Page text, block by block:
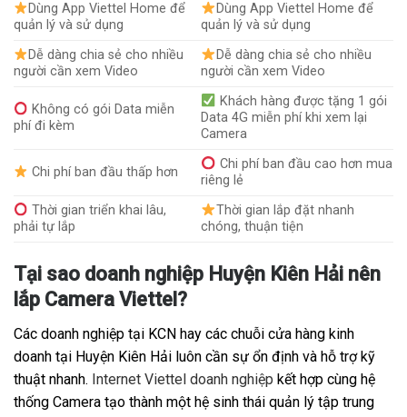
Dùng App Viettel Home để
quản lý và sử dụng
Dùng App Viettel Home để
quản lý và sử dụng
Dễ dàng chia sẻ cho nhiều
người cần xem Video
Dễ dàng chia sẻ cho nhiều
người cần xem Video
Không có gói Data miễn
phí đi kèm
Khách hàng được tặng 1 gói
Data 4G miễn phí khi xem lại
Camera
Chi phí ban đầu thấp hơn
Chi phí ban đầu cao hơn mua
riêng lẻ
Thời gian triển khai lâu,
phải tự lắp
Thời gian lắp đặt nhanh
chóng, thuận tiện
Tại sao doanh nghiệp Huyện Kiên Hải nên
lắp Camera Viettel?
Các doanh nghiệp tại KCN hay các chuỗi cửa hàng kinh
doanh tại Huyện Kiên Hải luôn cần sự ổn định và hỗ trợ kỹ
thuật nhanh. Internet Viettel doanh nghiệp kết hợp cùng hệ
thống Camera tạo thành một hệ sinh thái quản lý tập trung